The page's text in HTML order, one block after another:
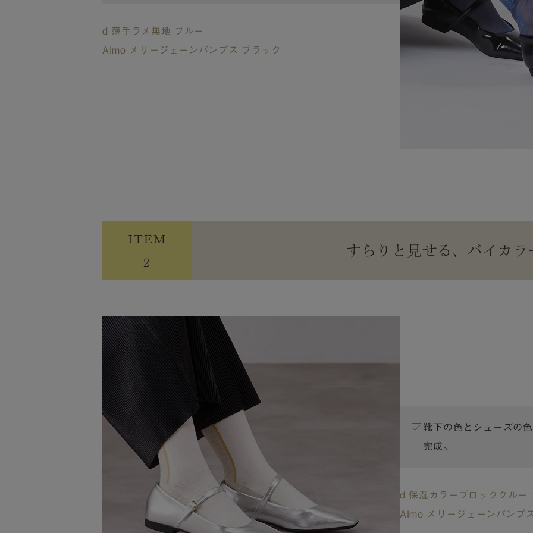
d 薄手ラメ無地 ブルー
Almo メリージェーンパンプス ブラック
ITEM
2
すらりと見せる、バイカラ
靴下の色とシューズの
完成。
d 保湿カラーブロッククルー
Almo メリージェーンパンプ